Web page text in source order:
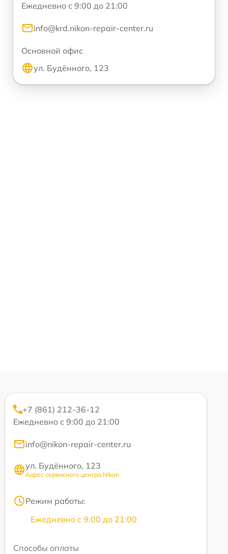
Ежедневно с 9:00 до 21:00
info@krd.nikon-repair-center.ru
Основной офис
ул. Будённого, 123
+7 (861) 212-36-12
Ежедневно с 9:00 до 21:00
info@nikon-repair-center.ru
ул. Будённого, 123
Адрес сервисного центра Nikon
Режим работы:
Ежедневно с 9:00 до 21:00
Способы оплаты